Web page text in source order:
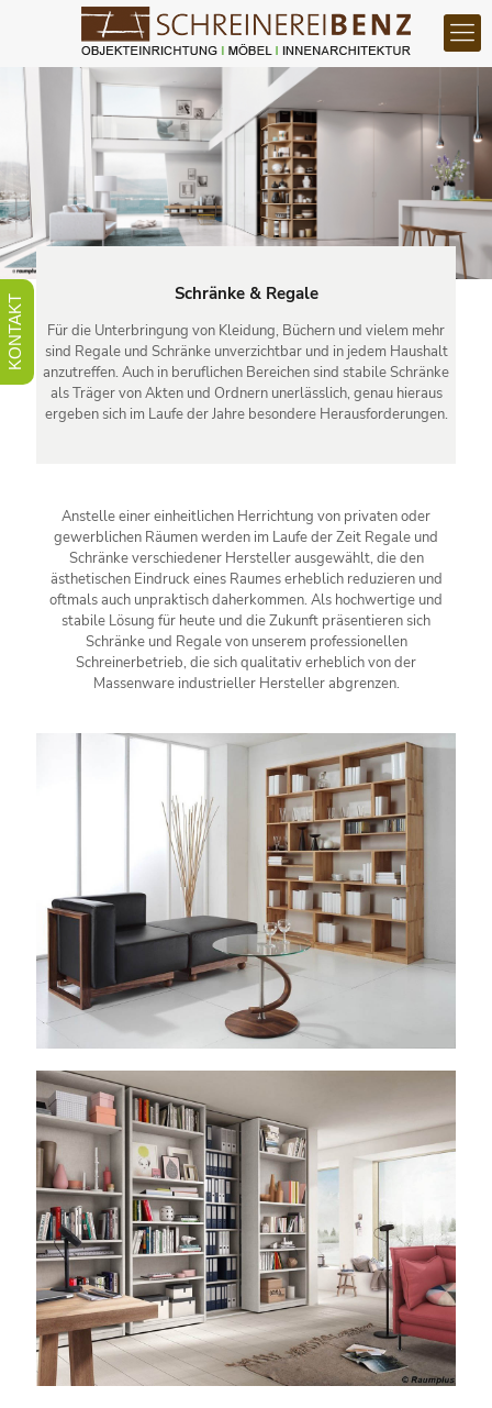
Schränke & Regale
Für die Unterbringung von Kleidung, Büchern und vielem mehr
sind Regale und Schränke unverzichtbar und in jedem Haushalt
anzutreffen. Auch in beruflichen Bereichen sind stabile Schränke
als Träger von Akten und Ordnern unerlässlich, genau hieraus
ergeben sich im Laufe der Jahre besondere Herausforderungen.
Anstelle einer einheitlichen Herrichtung von privaten oder
gewerblichen Räumen werden im Laufe der Zeit Regale und
Schränke verschiedener Hersteller ausgewählt, die den
ästhetischen Eindruck eines Raumes erheblich reduzieren und
oftmals auch unpraktisch daherkommen. Als hochwertige und
stabile Lösung für heute und die Zukunft präsentieren sich
Schränke und Regale von unserem professionellen
Schreinerbetrieb, die sich qualitativ erheblich von der
Massenware industrieller Hersteller abgrenzen.
KONTAKT